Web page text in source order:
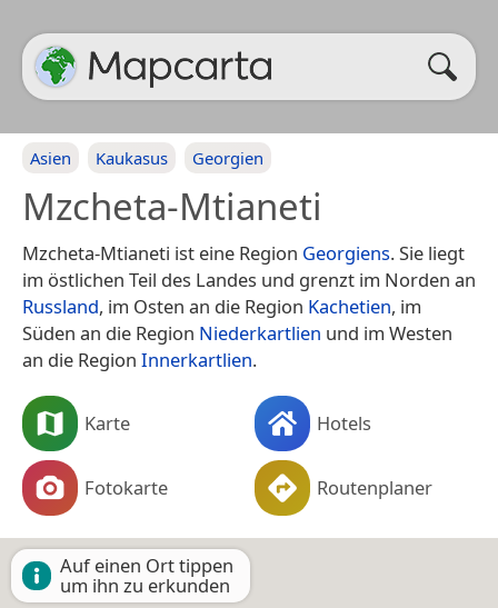
Asien Kaukasus Georgien
Mzcheta-Mtianeti
Mzcheta-Mtianeti ist eine Region Georgiens. Sie liegt
im östlichen Teil des Landes und grenzt im Norden an
Russland, im Osten an die Region Kachetien, im
Süden an die Region Niederkartlien und im Westen
an die Region Innerkartlien.
Karte Hotels
Fotokarte Routenplaner
Auf einen Ort tippen
um ihn zu erkunden